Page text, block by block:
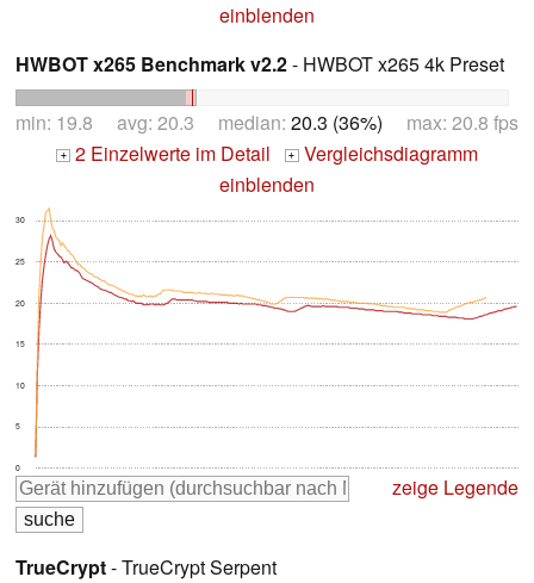
einblenden
HWBOT x265 Benchmark v2.2- HWBOT x265 4k Preset
min: 19.8 avg: 20.3 median: 20.3 (36%) max: 20.8 fps
+ 2 Einzelwerte im Detail + Vergleichsdiagramm
einblenden
0
5
10
15
20
25
30
zeige Legende
TrueCrypt- TrueCrypt Serpent